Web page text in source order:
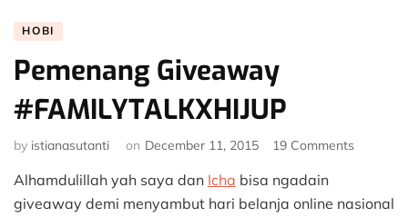
HOBI
Pemenang Giveaway
#FAMILYTALKXHIJUP
by istianasutanti on December 11, 2015 19 Comments
Alhamdulillah yah saya dan Icha bisa ngadain
giveaway demi menyambut hari belanja online nasional